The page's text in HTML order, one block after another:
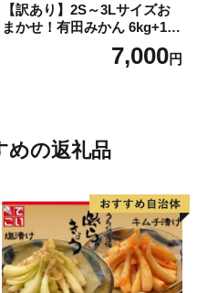
【訳あり】2S～3Lサイズお
まかせ！有田みかん 6kg+1kg
保証分 11月から12月下旬ま
でに順次発送致します。 / 訳
7,000円
めの返礼品